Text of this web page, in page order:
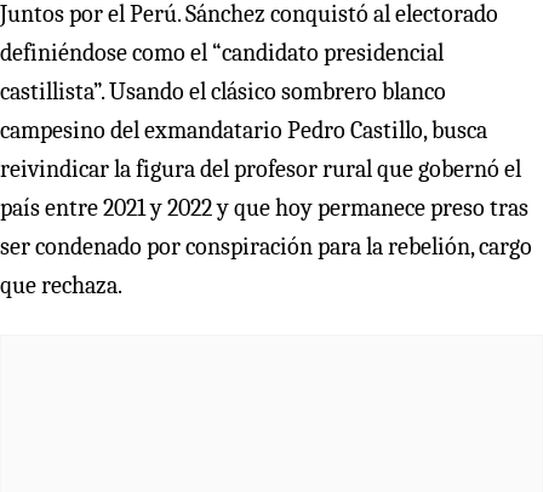
Juntos por el Perú. Sánchez conquistó al electorado
definiéndose como el “candidato presidencial
castillista”. Usando el clásico sombrero blanco
campesino del exmandatario Pedro Castillo, busca
reivindicar la figura del profesor rural que gobernó el
país entre 2021 y 2022 y que hoy permanece preso tras
ser condenado por conspiración para la rebelión, cargo
que rechaza.